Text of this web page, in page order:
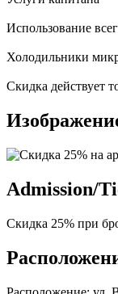
Использование
Холодильники
Скидка действует
Admission/
Скидка 25% при